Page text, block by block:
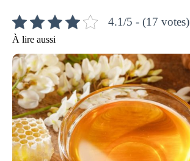
4.1/5 - (17 votes)
À lire aussi